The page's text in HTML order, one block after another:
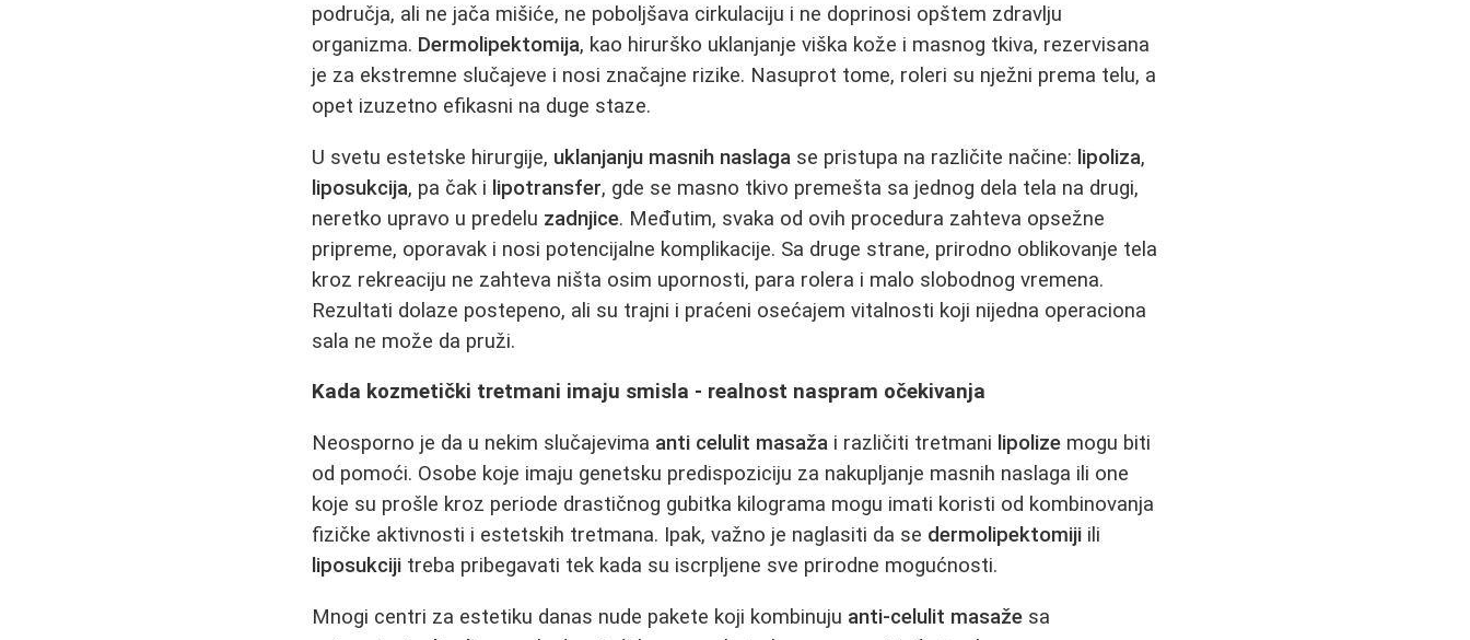
područja, ali ne jača mišiće, ne poboljšava cirkulaciju i ne doprinosi opštem zdravlju
organizma. Dermolipektomija, kao hirurško uklanjanje viška kože i masnog tkiva, rezervisana
je za ekstremne slučajeve i nosi značajne rizike. Nasuprot tome, roleri su nježni prema telu, a
opet izuzetno efikasni na duge staze.
U svetu estetske hirurgije, uklanjanju masnih naslaga se pristupa na različite načine: lipoliza,
liposukcija, pa čak i lipotransfer, gde se masno tkivo premešta sa jednog dela tela na drugi,
neretko upravo u predelu zadnjice. Međutim, svaka od ovih procedura zahteva opsežne
pripreme, oporavak i nosi potencijalne komplikacije. Sa druge strane, prirodno oblikovanje tela
kroz rekreaciju ne zahteva ništa osim upornosti, para rolera i malo slobodnog vremena.
Rezultati dolaze postepeno, ali su trajni i praćeni osećajem vitalnosti koji nijedna operaciona
sala ne može da pruži.
Kada kozmetički tretmani imaju smisla - realnost naspram očekivanja
Neosporno je da u nekim slučajevima anti celulit masaža i različiti tretmani lipolize mogu biti
od pomoći. Osobe koje imaju genetsku predispoziciju za nakupljanje masnih naslaga ili one
koje su prošle kroz periode drastičnog gubitka kilograma mogu imati koristi od kombinovanja
fizičke aktivnosti i estetskih tretmana. Ipak, važno je naglasiti da se dermolipektomiji ili
liposukciji treba pribegavati tek kada su iscrpljene sve prirodne mogućnosti.
Mnogi centri za estetiku danas nude pakete koji kombinuju anti-celulit masaže sa